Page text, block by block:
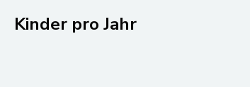
1
Kinder pro Jahr